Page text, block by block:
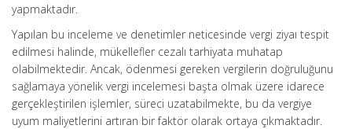
yapmaktadır.
Yapılan bu inceleme ve denetimler neticesinde vergi ziyaı tespit
edilmesi halinde, mükellefler cezalı tarhiyata muhatap
olabilmektedir. Ancak, ödenmesi gereken vergilerin doğruluğunu
sağlamaya yönelik vergi incelemesi başta olmak üzere idarece
gerçekleştirilen işlemler, süreci uzatabilmekte, bu da vergiye
uyum maliyetlerini artıran bir faktör olarak ortaya çıkmaktadır.